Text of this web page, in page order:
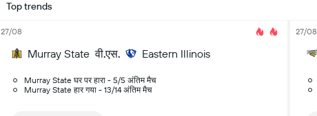
Top trends
27/08
Murray State वी.एस. Eastern Illinois
Murray State घर पर हारा - 5/5 अंतिम मैच
Murray State हार गया - 13/14 अंतिम मैच
27/08